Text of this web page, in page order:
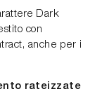
Dark
con
anche per i
rateizzate